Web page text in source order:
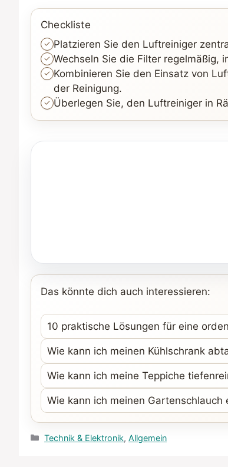
Checkliste
Platzieren Sie den Luftreiniger
Wechseln Sie die Filter regelmäßig,
Kombinieren Sie den Einsatz von
der Reinigung.
Überlegen Sie, den Luftreiniger in
Das könnte dich auch interessieren:
10 praktische Lösungen für eine
Wie kann ich meinen Kühlschrank
Wie kann ich meine Teppiche
Wie kann ich meinen
Kategorien
Technik & Elektronik,Allgemein